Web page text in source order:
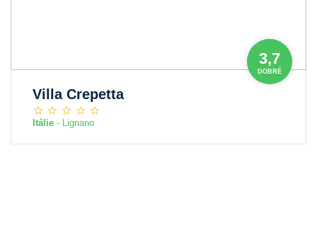
3,7
DOBRÉ
Villa Crepetta
Itálie - Lignano